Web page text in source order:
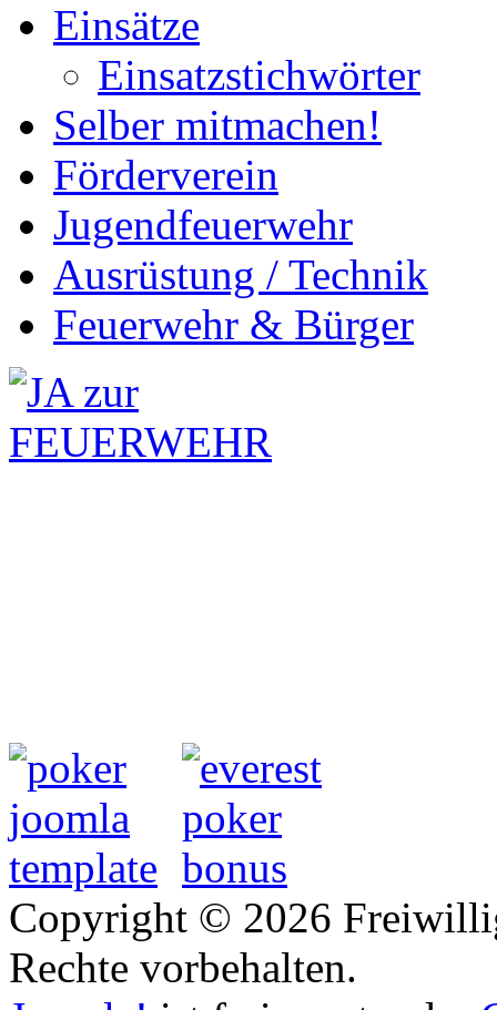
Einsätze
Einsatzstichwörter
Selber mitmachen!
Förderverein
Jugendfeuerwehr
Ausrüstung / Technik
Feuerwehr & Bürger
Copyright © 2026
Rechte vorbehalten.